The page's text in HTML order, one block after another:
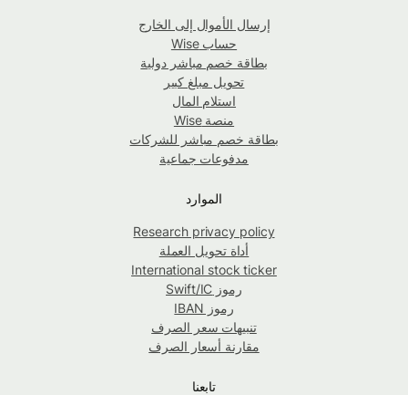
إرسال الأموال إلى الخارج
حساب Wise
بطاقة خصم مباشر دولية
تحويل مبلغ كبير
استلام المال
منصة Wise
بطاقة خصم مباشر للشركات
مدفوعات جماعية
الموارد
Research privacy policy
أداة تحويل العملة
International stock ticker
رموز Swift/IC
رموز IBAN
تنبيهات سعر الصرف
مقارنة أسعار الصرف
تابعنا